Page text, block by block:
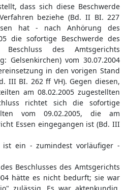
dass sich diese Beschwerde
beziehe (Bd. II BI. 227
hat - nach Anhörung des
die sofortige Beschwerde des
des Amtsgerichts
Gelsenkirchen) vom 30.07.2004
in den vorigen Stand
III BI. 262 ff VH). Gegen diesen,
am 08.02.2005 zugestellten
richtet sich die sofortige
vom 09.02.2005, die am
Essen eingegangen ist (Bd. III
ist ein - zumindest vorläufiger -
Beschlusses des Amtsgerichts
hätte es nicht bedurft; sie war
zulässig. Es war aktenkundig,